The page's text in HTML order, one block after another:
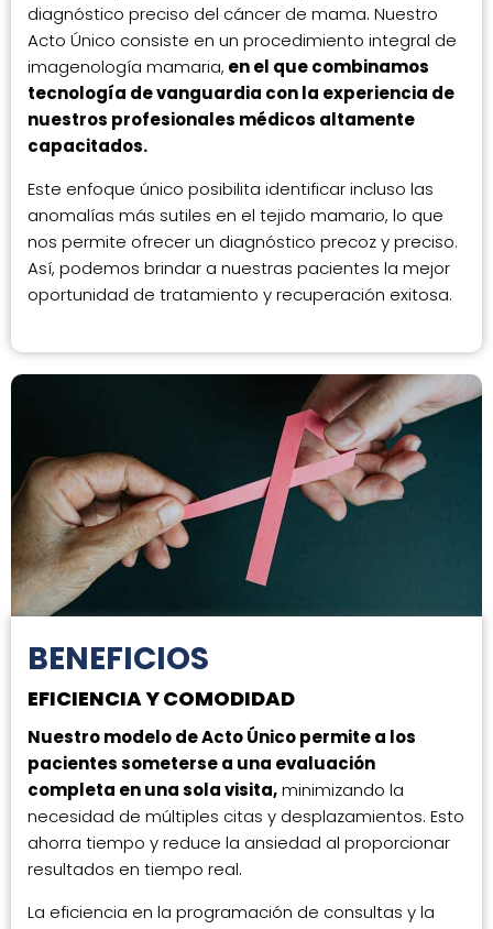
diagnóstico preciso del cáncer de mama. Nuestro
Acto Único consiste en un procedimiento integral de
imagenología mamaria, en el que combinamos
tecnología de vanguardia con la experiencia de
nuestros profesionales médicos altamente
capacitados.
Este enfoque único posibilita identificar incluso las
anomalías más sutiles en el tejido mamario, lo que
nos permite ofrecer un diagnóstico precoz y preciso.
Así, podemos brindar a nuestras pacientes la mejor
oportunidad de tratamiento y recuperación exitosa.
BENEFICIOS
EFICIENCIA Y COMODIDAD
Nuestro modelo de Acto Único permite a los
pacientes someterse a una evaluación
completa en una sola visita,minimizando la
necesidad de múltiples citas y desplazamientos. Esto
ahorra tiempo y reduce la ansiedad al proporcionar
resultados en tiempo real.
La eficiencia en la programación de consultas y la